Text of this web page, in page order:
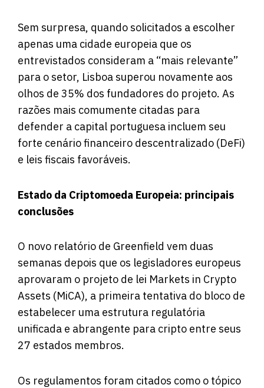
Sem surpresa, quando solicitados a escolher
apenas uma cidade europeia que os
entrevistados consideram a “mais relevante”
para o setor, Lisboa superou novamente aos
olhos de 35% dos fundadores do projeto. As
razões mais comumente citadas para
defender a capital portuguesa incluem seu
forte cenário financeiro descentralizado (DeFi)
e leis fiscais favoráveis.
Estado da Criptomoeda Europeia: principais
conclusões
O novo relatório de Greenfield vem duas
semanas depois que os legisladores europeus
aprovaram o projeto de lei Markets in Crypto
Assets (MiCA), a primeira tentativa do bloco de
estabelecer uma estrutura regulatória
unificada e abrangente para cripto entre seus
27 estados membros.
Os regulamentos foram citados como o tópico